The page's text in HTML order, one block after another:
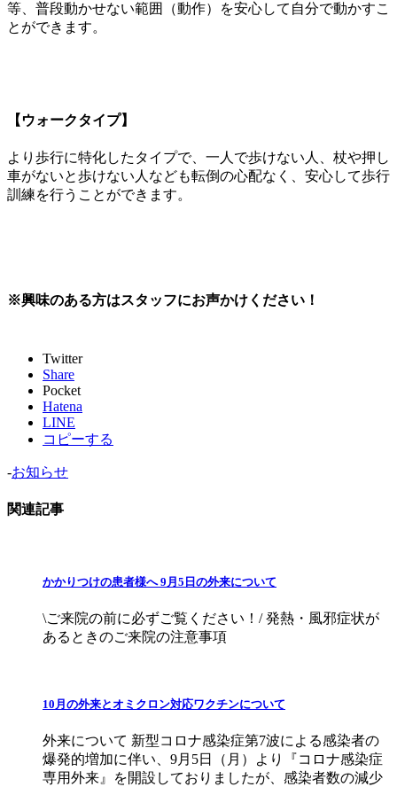
等、普段動かせない範囲（動作）を安心して自分で動かすこ
とができます。
【ウォークタイプ】
より歩行に特化したタイプで、一人で歩けない人、杖や押し
車がないと歩けない人なども転倒の心配なく、安心して歩行
訓練を行うことができます。
※興味のある方はスタッフにお声かけください！
Twitter
Share
Pocket
Hatena
LINE
コピーする
-お知らせ
関連記事
かかりつけの患者様へ 9月5日の外来について
\ご来院の前に必ずご覧ください！/ 発熱・風邪症状が
あるときのご来院の注意事項
10月の外来とオミクロン対応ワクチンについて
外来について 新型コロナ感染症第7波による感染者の
爆発的増加に伴い、9月5日（月）より『コロナ感染症
専用外来』を開設しておりましたが、感染者数の減少